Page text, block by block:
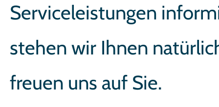
Serviceleistungen
stehen wir Ihnen
freuen uns auf Sie.